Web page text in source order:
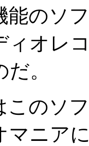
能のソ
ィオレ
。
のソ
マニア